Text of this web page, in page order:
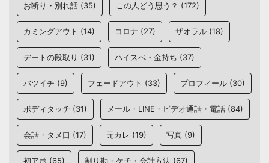
お断り・別れ話 (35) この人どう思う？ (172)
カミングアウト (14) コロナ (27) ザオラル (18)
デートの段取り (31) ハイスぺ・金持ち (37)
バツイチ (9) フェードアウト (33) プロフィール (30)
ボディタッチ (31) メール・LINE・ビデオ通話・電話 (84)
会話・タメ口 (17) 元カレ (19) 写真 (9)
初アポ (65) 割り勘・ケチ・会計方法 (67)